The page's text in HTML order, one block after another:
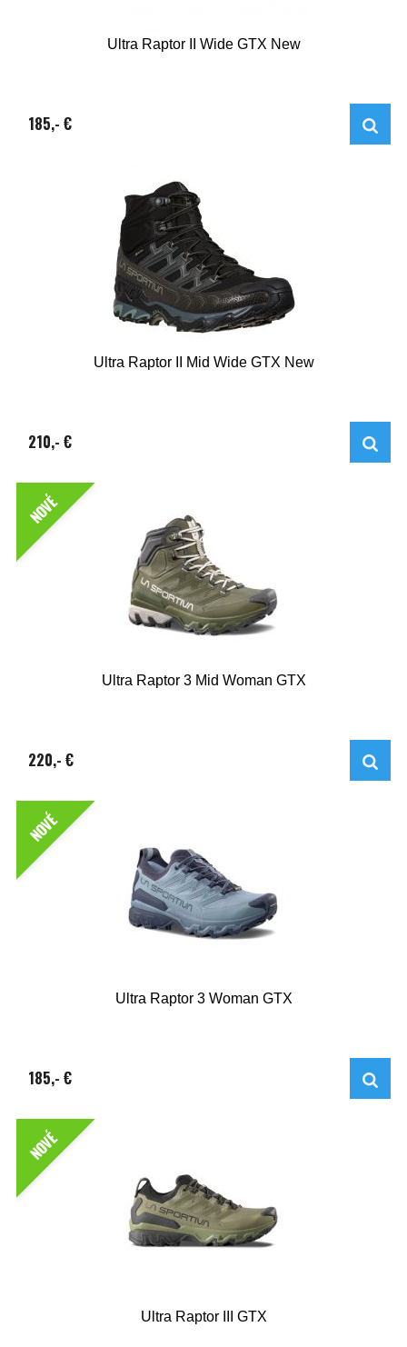
Ultra Raptor II Wide GTX New
185,- €
Ultra Raptor II Mid Wide GTX New
210,- €
NOVÉ
Ultra Raptor 3 Mid Woman GTX
220,- €
NOVÉ
Ultra Raptor 3 Woman GTX
185,- €
NOVÉ
Ultra Raptor III GTX